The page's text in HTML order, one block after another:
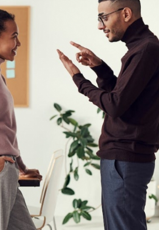
Poczta
Kino
Księgarnia